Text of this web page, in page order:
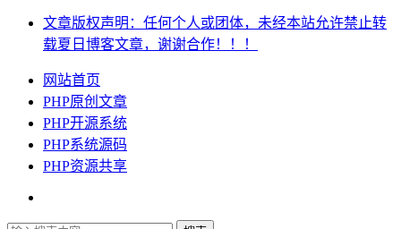
文章版权声明：任何个人或团体，未经本站允许禁止转
载夏日博客文章，谢谢合作！！！
网站首页
PHP原创文章
PHP开源系统
PHP系统源码
PHP资源共享